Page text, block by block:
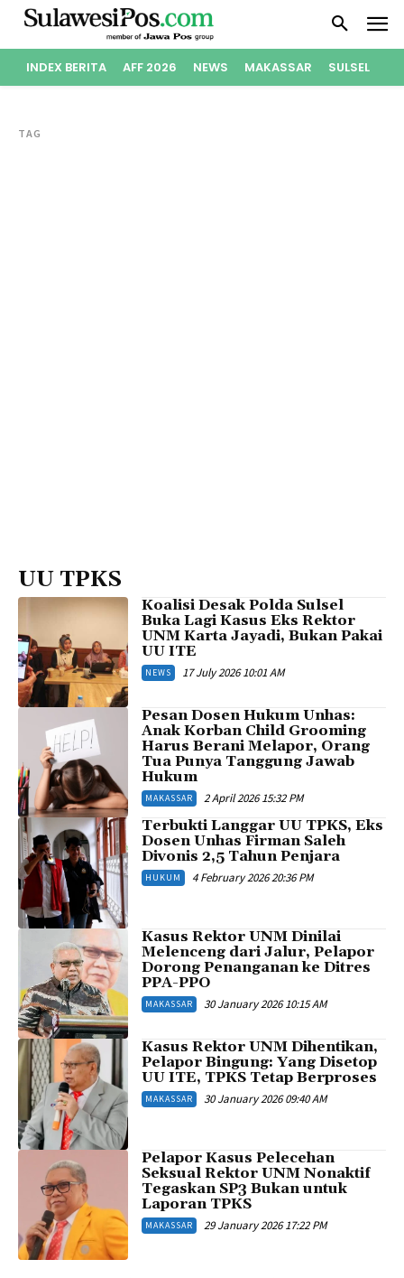
INDEX BERITA AFF 2026 NEWS MAKASSAR SULSEL
TAG
UU TPKS
Koalisi Desak Polda Sulsel
Buka Lagi Kasus Eks Rektor
UNM Karta Jayadi, Bukan Pakai
UU ITE
NEWS 17 July 2026 10:01 AM
Pesan Dosen Hukum Unhas:
Anak Korban Child Grooming
Harus Berani Melapor, Orang
Tua Punya Tanggung Jawab
Hukum
MAKASSAR 2 April 2026 15:32 PM
Terbukti Langgar UU TPKS, Eks
Dosen Unhas Firman Saleh
Divonis 2,5 Tahun Penjara
HUKUM 4 February 2026 20:36 PM
Kasus Rektor UNM Dinilai
Melenceng dari Jalur, Pelapor
Dorong Penanganan ke Ditres
PPA-PPO
MAKASSAR 30 January 2026 10:15 AM
Kasus Rektor UNM Dihentikan,
Pelapor Bingung: Yang Disetop
UU ITE, TPKS Tetap Berproses
MAKASSAR 30 January 2026 09:40 AM
Pelapor Kasus Pelecehan
Seksual Rektor UNM Nonaktif
Tegaskan SP3 Bukan untuk
Laporan TPKS
MAKASSAR 29 January 2026 17:22 PM